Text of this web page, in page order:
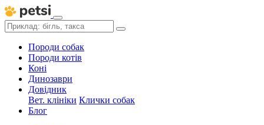
Породи собак
Породи котів
Коні
Динозаври
Довідник
Вет. клініки Клички собак
Блог